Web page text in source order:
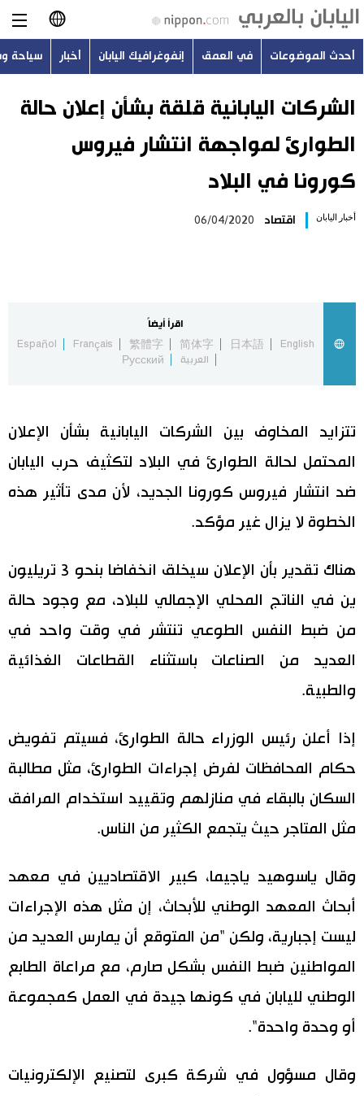
日本語
English
简体字
أحدث الموضوعات
سياحة وسفر
اليابان في فيديو
مانغا وأنيمي
الأقسام
صور
تجارب وآراء
اقتصاد
مجتمع
لايف ستايل
طوكيو
إعلان
الأكثر تفاعلا
اللغة اليابانية
موسوعة اليابان
المطبخ الياباني
تواصل معنا
أحدث الموضوعات في العمق إنفوغرافيك اليابان أخبار سياحة
الشركات اليابانية قلقة بشأن إعلان حالة
الطوارئ لمواجهة انتشار فيروس
كورونا في البلاد
أخبار اليابان اقتصاد 06/04/2020
اقرأ أيضاً
English
日本語
简体字
繁體字
Français
Español
العربية
Русский
تتزايد المخاوف بين الشركات اليابانية بشأن الإعلان
المحتمل لحالة الطوارئ في البلاد لتكثيف حرب اليابان
ضد انتشار فيروس كورونا الجديد، لأن مدى تأثير هذه
الخطوة لا يزال غير مؤكد.
هناك تقدير بأن الإعلان سيخلق انخفاضا بنحو 3 تريليون
ين في الناتج المحلي الإجمالي للبلاد، مع وجود حالة
من ضبط النفس الطوعي تنتشر في وقت واحد في
العديد من الصناعات باستثناء القطاعات الغذائية
والطبية.
إذا أعلن رئيس الوزراء حالة الطوارئ، فسيتم تفويض
حكام المحافظات لفرض إجراءات الطوارئ، مثل مطالبة
السكان بالبقاء في منازلهم وتقييد استخدام المرافق
مثل المتاجر حيث يتجمع الكثير من الناس.
وقال ياسوهيد ياجيما، كبير الاقتصاديين في معهد
أبحاث المعهد الوطني للأبحاث، إن مثل هذه الإجراءات
ليست إجبارية، ولكن "من المتوقع أن يمارس العديد من
المواطنين ضبط النفس بشكل صارم، مع مراعاة الطابع
الوطني لليابان في كونها جيدة في العمل كمجموعة
أو وحدة واحدة".
وقال مسؤول في شركة كبرى لتصنيع الإلكترونيات